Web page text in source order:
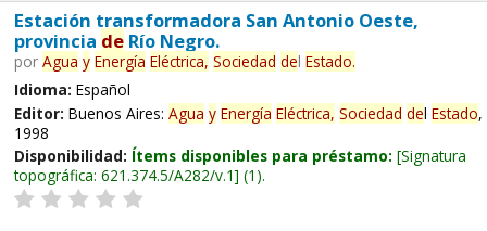
Estación transformadora San Antonio Oeste,
provincia deRío Negro.
por Agua y Energía Eléctrica, Sociedad del Estado.
Idioma: Español
Editor: Buenos Aires: Agua y Energía Eléctrica, Sociedad del Estado,
1998
Disponibilidad: Ítems disponibles para préstamo: Signatura
topográfica: 621.374.5/A282/v.1 (1).